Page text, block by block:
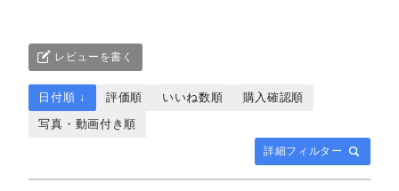
レビューを書く
詳細フィルター
日付順 ↓ 評価順 いいね数順
購入確認順
写真・動画付き順